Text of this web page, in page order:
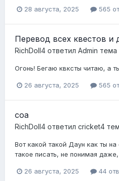
28 августа, 2025 565
Перевод всех квестов и
RichDoll4 ответил Admin тема
Огонь! Бегаю квксты читаю, а
26 августа, 2025 565
соа
RichDoll4 ответил cricket4
Вот какой такой Даун как ты
такое писать, не понимая
26 августа, 2025 44